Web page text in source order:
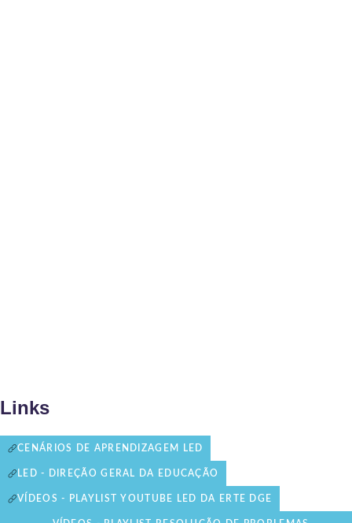
Links
CENÁRIOS DE APRENDIZAGEM LED
LED - DIREÇÃO GERAL DA EDUCAÇÃO
VÍDEOS - PLAYLIST YOUTUBE LED DA ERTE DGE